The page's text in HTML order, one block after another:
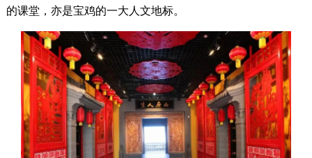
的课堂，亦是宝鸡的一大人文地标。